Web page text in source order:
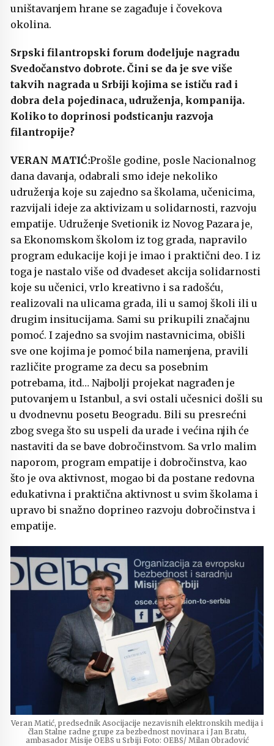
uništavanjem hrane se zagađuje i čovekova
okolina.
Srpski filantropski forum dodeljuje nagradu
Svedočanstvo dobrote. Čini se da je sve više
takvih nagrada u Srbiji kojima se ističu rad i
dobra dela pojedinaca, udruženja, kompanija.
Koliko to doprinosi podsticanju razvoja
filantropije?
Prošle godine, posle Nacionalnog
dana davanja, odabrali smo ideje nekoliko
udruženja koje su zajedno sa školama, učenicima,
razvijali ideje za aktivizam u solidarnosti, razvoju
empatije. Udruženje Svetionik iz Novog Pazara je,
sa Ekonomskom školom iz tog grada, napravilo
program edukacije koji je imao i praktični deo. I iz
toga je nastalo više od dvadeset akcija solidarnosti
koje su učenici, vrlo kreativno i sa radošću,
realizovali na ulicama grada, ili u samoj školi ili u
drugim insitucijama. Sami su prikupili značajnu
pomoć. I zajedno sa svojim nastavnicima, obišli
sve one kojima je pomoć bila namenjena, pravili
različite programe za decu sa posebnim
potrebama, itd… Najbolji projekat nagrađen je
putovanjem u Istanbul, a svi ostali učesnici došli su
u dvodnevnu posetu Beogradu. Bili su presrećni
zbog svega što su uspeli da urade i većina njih će
nastaviti da se bave dobročinstvom. Sa vrlo malim
naporom, program empatije i dobročinstva, kao
što je ova aktivnost, mogao bi da postane redovna
edukativna i praktična aktivnost u svim školama i
upravo bi snažno doprineo razvoju dobročinstva i
empatije.
Veran Matić, predsednik Asocijacije nezavisnih elektronskih medija i
član Stalne radne grupe za bezbednost novinara i Jan Bratu,
ambasador Misije OEBS u Srbiji Foto: OEBS/ Milan Obradović